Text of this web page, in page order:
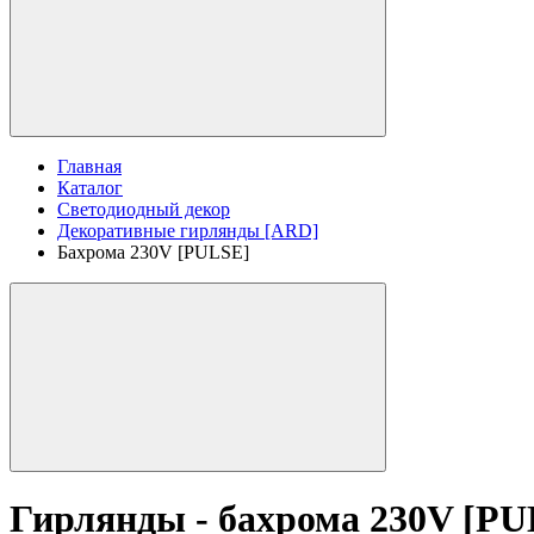
Главная
Каталог
Светодиодный декор
Декоративные гирлянды [ARD]
Бахрома 230V [PULSE]
Гирлянды - бахрома 230V